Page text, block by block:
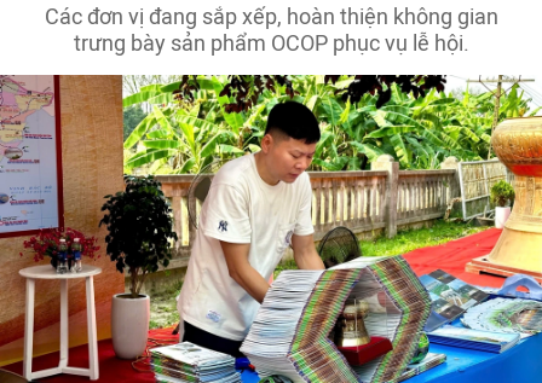
Các đơn vị đang sắp xếp, hoàn thiện không gian
trưng bày sản phẩm OCOP phục vụ lễ hội.